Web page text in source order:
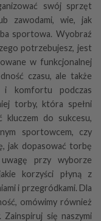
swój sprzęt
zawodami, wie, jak
sportowa. Wyobraź
potrzebujesz, jest
w funkcjonalnej
czasu, ale także
i komfortu podczas
torby, która spełni
kluczem do sukcesu,
sportowcem, czy
jak dopasować torbę
przy wyborze
korzyści płyną z
i przegródkami. Dla
omówimy również
Zainspiruj się naszymi